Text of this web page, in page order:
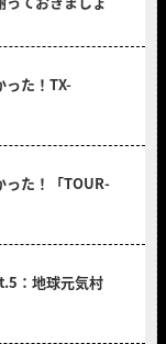
った！TX-
った！「TOUR-
：地球元気村